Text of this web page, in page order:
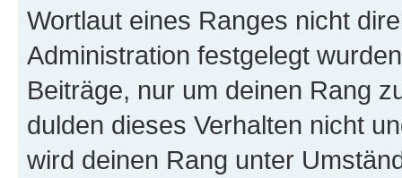
Wortlaut eines Ranges nicht
Administration festgelegt
Beiträge, nur um deinen Rang
dulden dieses Verhalten nicht
wird deinen Rang unter